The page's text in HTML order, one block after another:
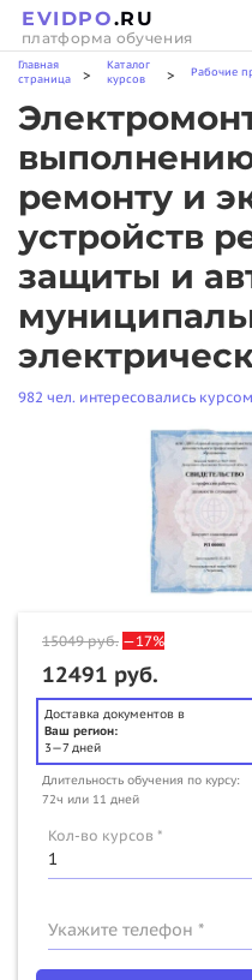
EVIDPO.RU
платформа обучения
Главная
страница
>
Каталог
курсов
> Рабочие
ремонту и
устройств
защиты и
982 чел. интересовались
15049руб. —17%
12491 руб.
Доставка документов в
Ваш регион:
3—7 дней
Длительность обучения по курсу:
72ч или 11 дней
Кол-во курсов *
Укажите телефон *